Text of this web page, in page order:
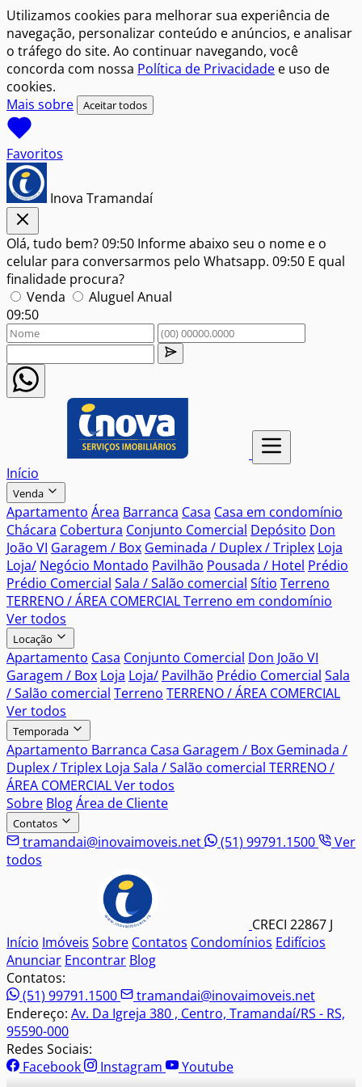
Utilizamos cookies para melhorar sua experiência de
navegação, personalizar conteúdo e anúncios, e analisar
o tráfego do site. Ao continuar navegando, você
concorda com nossa Política de Privacidade e uso de
cookies.
Mais sobre
Aceitar todos
Favoritos
Inova Tramandaí
Olá, tudo bem?09:50 Informe abaixo seu o nome e o
celular para conversarmos pelo Whatsapp. 09:50 E qual
finalidade procura?
Venda
Aluguel Anual
09:50
Início
Venda
Apartamento Área Barranca Casa Casa em condomínio
Chácara Cobertura Conjunto Comercial Depósito Don
João VI Garagem / Box Geminada / Duplex / Triplex Loja
Loja/ Negócio Montado Pavilhão Pousada / Hotel Prédio
Prédio Comercial Sala / Salão comercial Sítio Terreno
TERRENO / ÁREA COMERCIALTerreno em condomínio
Ver todos
Locação
Apartamento Casa Conjunto Comercial Don João VI
Garagem / Box Loja Loja/ Pavilhão Prédio Comercial Sala
/ Salão comercial Terreno TERRENO / ÁREA COMERCIAL
Ver todos
Temporada
Apartamento Barranca Casa Garagem / Box Geminada /
Duplex / Triplex Loja Sala / Salão comercial TERRENO /
ÁREA COMERCIALVer todos
Sobre BlogÁrea de Cliente
Contatos
tramandai@inovaimoveis.net (51) 99791.1500
Ver
todos
CRECI 22867 J
Início Imóveis Sobre Contatos Condomínios Edifícios
Anunciar Encontrar Blog
Contatos:
(51) 99791.1500
tramandai@inovaimoveis.net
Endereço: Av. Da Igreja 380 , Centro, Tramandaí/RS - RS,
95590-000
Redes Sociais:
Facebook
Instagram Youtube